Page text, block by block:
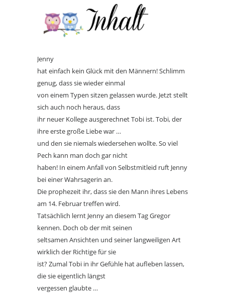
Jenny
hat einfach kein Glück mit den Männern! Schlimm
genug, dass sie wieder einmal
von einem Typen sitzen gelassen wurde. Jetzt stellt
sich auch noch heraus, dass
ihr neuer Kollege ausgerechnet Tobi ist. Tobi, der
ihre erste große Liebe war …
und den sie niemals wiedersehen wollte. So viel
Pech kann man doch gar nicht
haben! In einem Anfall von Selbstmitleid ruft Jenny
bei einer Wahrsagerin an.
Die prophezeit ihr, dass sie den Mann ihres Lebens
am 14. Februar treffen wird.
Tatsächlich lernt Jenny an diesem Tag Gregor
kennen. Doch ob der mit seinen
seltsamen Ansichten und seiner langweiligen Art
wirklich der Richtige für sie
ist? Zumal Tobi in ihr Gefühle hat aufleben lassen,
die sie eigentlich längst
vergessen glaubte …